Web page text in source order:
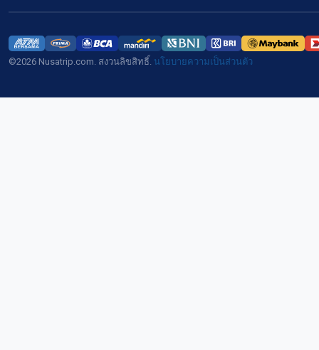
©2026 Nusatrip.com. สงวนลิขสิทธิ์. นโยบายความเป็นส่วนตัว